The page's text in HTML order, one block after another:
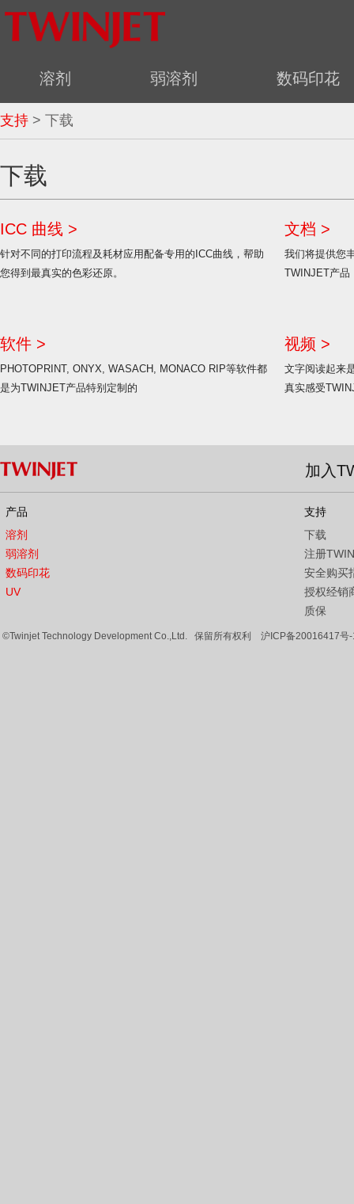
溶剂 弱溶剂 数码印花
支持 > 下载
下载
ICC 曲线 >
针对不同的打印流程及耗材应用配备专用的ICC曲线，帮助
您得到最真实的色彩还原。
文档 >
我们将提供您
TWINJET产品
软件 >
PHOTOPRINT, ONYX, WASACH, MONACO RIP等软件都
是为TWINJET产品特别定制的
视频 >
文字阅读起来
真实感受
加入
产品
溶剂
弱溶剂
数码印花
UV
支持
下载
注册
安全购买
授权经销
质保
©Twinjet Technology Development Co.,Ltd. 保留所有权利 沪ICP备20016417号